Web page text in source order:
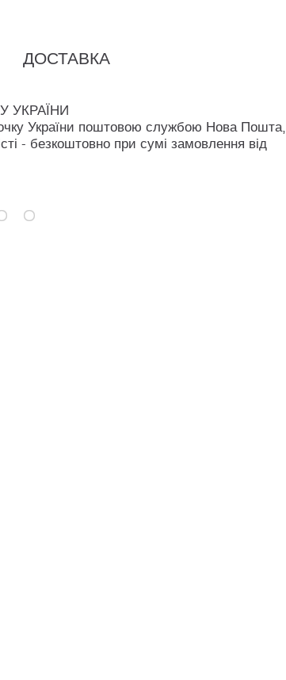
ДОСТАВКА
УКРАЇНИ
України поштовою службою Нова Пошта,
- безкоштовно при сумі замовлення від